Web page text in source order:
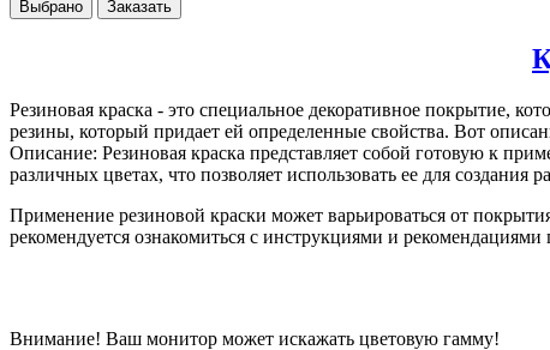
Выбрано Заказать
Резиновая краска - это специальное декоративное покрытие,
резины, который придает ей определенные свойства. Вот
Описание: Резиновая краска представляет собой готовую к
различных цветах, что позволяет использовать ее для создания
Применение резиновой краски может варьироваться от
рекомендуется ознакомиться с инструкциями и
Внимание! Ваш монитор может искажать цветовую гамму!